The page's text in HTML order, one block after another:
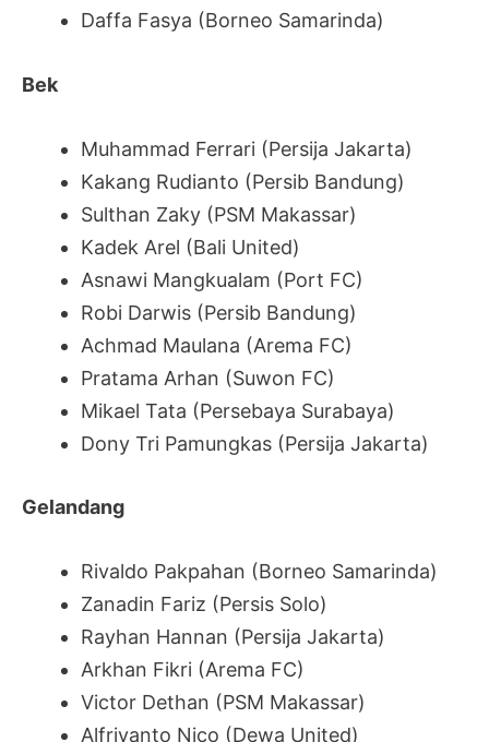
Daffa Fasya (Borneo Samarinda)
Bek
Muhammad Ferrari (Persija Jakarta)
Kakang Rudianto (Persib Bandung)
Sulthan Zaky (PSM Makassar)
Kadek Arel (Bali United)
Asnawi Mangkualam (Port FC)
Robi Darwis (Persib Bandung)
Achmad Maulana (Arema FC)
Pratama Arhan (Suwon FC)
Mikael Tata (Persebaya Surabaya)
Dony Tri Pamungkas (Persija Jakarta)
Gelandang
Rivaldo Pakpahan (Borneo Samarinda)
Zanadin Fariz (Persis Solo)
Rayhan Hannan (Persija Jakarta)
Arkhan Fikri (Arema FC)
Victor Dethan (PSM Makassar)
Alfriyanto Nico (Dewa United)